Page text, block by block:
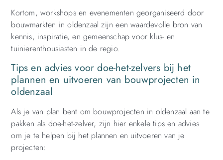
Kortom, workshops en evenementen georganiseerd door
bouwmarkten in oldenzaal zijn een waardevolle bron van
kennis, inspiratie, en gemeenschap voor klus- en
tuinierenthousiasten in de regio.
Tips en advies voor doe-het-zelvers bij het
plannen en uitvoeren van bouwprojecten in
oldenzaal
Als je van plan bent om bouwprojecten in oldenzaal aan te
pakken als doe-het-zelver, zijn hier enkele tips en advies
om je te helpen bij het plannen en uitvoeren van je
projecten: